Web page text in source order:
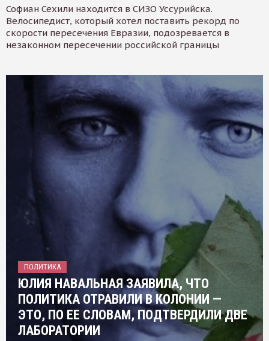
Софиан Сехили находится в СИЗО Уссурийска.
Велосипедист, который хотел поставить рекорд по
скорости пересечения Евразии, подозревается в
незаконном пересечении российской границы
ПОЛИТИКА
ЮЛИЯ НАВАЛЬНАЯ ЗАЯВИЛА, ЧТО
ПОЛИТИКА ОТРАВИЛИ В КОЛОНИИ —
ЭТО, ПО ЕЕ СЛОВАМ, ПОДТВЕРДИЛИ ДВЕ
ЛАБОРАТОРИИ